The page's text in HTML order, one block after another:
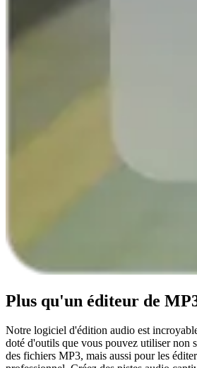
Plus qu'un éditeur de
Notre logiciel d'édition audio est
doté d'outils que vous pouvez utiliser non
des fichiers MP3, mais aussi pour les